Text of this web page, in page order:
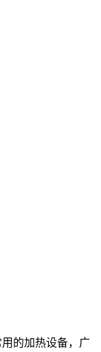
的加热设备，广